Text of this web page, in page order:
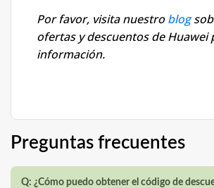
Por favor, visita nuestroblog
ofertas y descuentos de Huawei
información.
Preguntas frecuentes
Q: ¿Cómo puedo obtener el código de